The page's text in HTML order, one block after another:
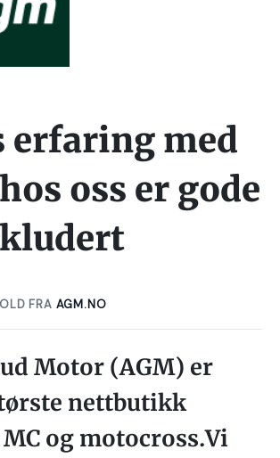
erfaring med
oss er gode
FRA AGM.NO
Motor (AGM) er
nettbutikk
og motocross.Vi